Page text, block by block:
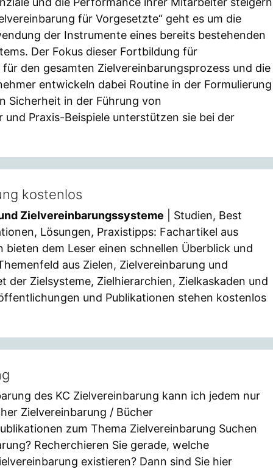
für Vorgesetzte“ geht es um die
der Instrumente eines bereits bestehenden
Der Fokus dieser Fortbildung für
den gesamten Zielvereinbarungsprozess und die
entwickeln dabei Routine in der Formulierung
Sicherheit in der Führung von
Praxis-Beispiele unterstützen sie bei der
kostenlos
Zielvereinbarungssysteme | Studien, Best
Lösungen, Praxistipps: Fachartikel aus
dem Leser einen schnellen Überblick und
aus Zielen, Zielvereinbarung und
der Zielsysteme, Zielhierarchien, Zielkaskaden und
und Publikationen stehen kostenlos
des KC Zielvereinbarung kann ich jedem nur
Zielvereinbarung / Bücher
zum Thema Zielvereinbarung Suchen
Recherchieren Sie gerade, welche
existieren? Dann sind Sie hier